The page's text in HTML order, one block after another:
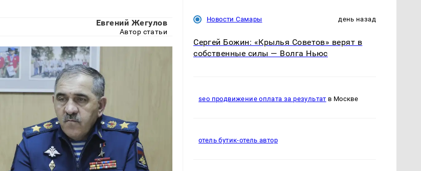
Евгений Жегулов
Автор статьи
Новости Самары день назад
Сергей Божин: «Крылья Советов» верят в
собственные силы — Волга Ньюс
seo продвижение оплата за результат в Москве
отель бутик-отель автор